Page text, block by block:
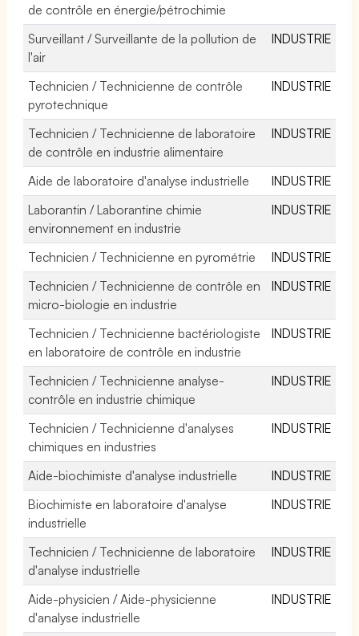
de contrôle en énergie/pétrochimie
Surveillant / Surveillante de la pollution de
l'air
INDUSTRIE
Technicien / Technicienne de contrôle
pyrotechnique
INDUSTRIE
Technicien / Technicienne de laboratoire
de contrôle en industrie alimentaire
INDUSTRIE
Aide de laboratoire d'analyse industrielle
INDUSTRIE
Laborantin / Laborantine chimie
environnement en industrie
INDUSTRIE
Technicien / Technicienne en pyrométrie
INDUSTRIE
Technicien / Technicienne de contrôle en
micro-biologie en industrie
INDUSTRIE
Technicien / Technicienne bactériologiste
en laboratoire de contrôle en industrie
INDUSTRIE
Technicien / Technicienne analyse-
contrôle en industrie chimique
INDUSTRIE
Technicien / Technicienne d'analyses
chimiques en industries
INDUSTRIE
Aide-biochimiste d'analyse industrielle
INDUSTRIE
Biochimiste en laboratoire d'analyse
industrielle
INDUSTRIE
Technicien / Technicienne de laboratoire
d'analyse industrielle
INDUSTRIE
Aide-physicien / Aide-physicienne
d'analyse industrielle
INDUSTRIE